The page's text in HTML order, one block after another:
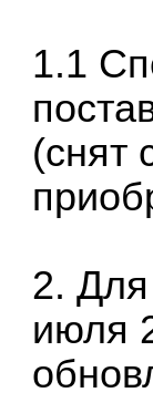
1.1
(снят
2.
июля